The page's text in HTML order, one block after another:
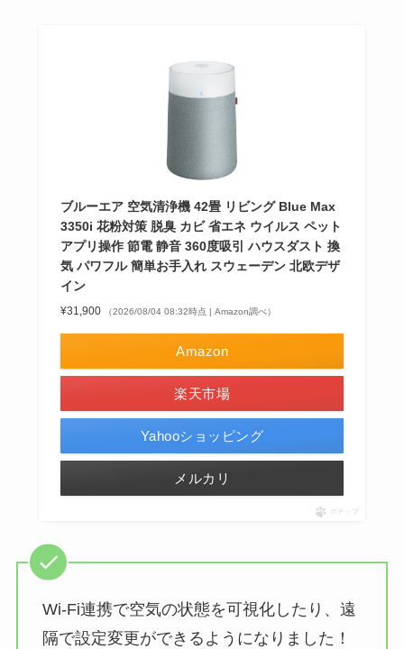
ブルーエア 空気清浄機 42畳 リビング Blue Max
3350i 花粉対策 脱臭 カビ 省エネ ウイルス ペット
アプリ操作 節電 静音 360度吸引 ハウスダスト 換
気 パワフル 簡単お手入れ スウェーデン 北欧デザ
イン
¥31,900 （2026/08/04 08:32時点 | Amazon調べ）
Amazon
楽天市場
Yahooショッピング
メルカリ
ポチップ
Wi-Fi連携で空気の状態を可視化したり、遠
隔で設定変更ができるようになりました！